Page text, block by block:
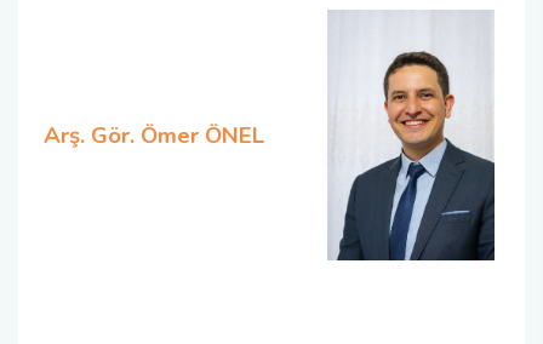
Arş. Gör. Ömer ÖNEL